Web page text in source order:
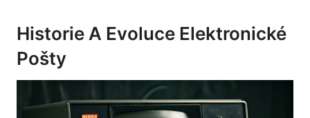
Historie A Evoluce Elektronické
Pošty